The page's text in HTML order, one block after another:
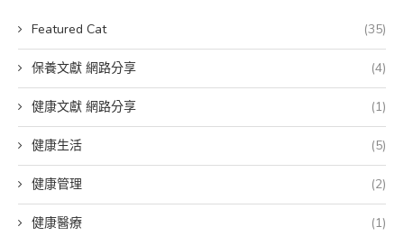
Featured Cat (35)
保養文獻 網路分享 (4)
健康文獻 網路分享 (1)
健康生活 (5)
健康管理 (2)
健康醫療 (1)